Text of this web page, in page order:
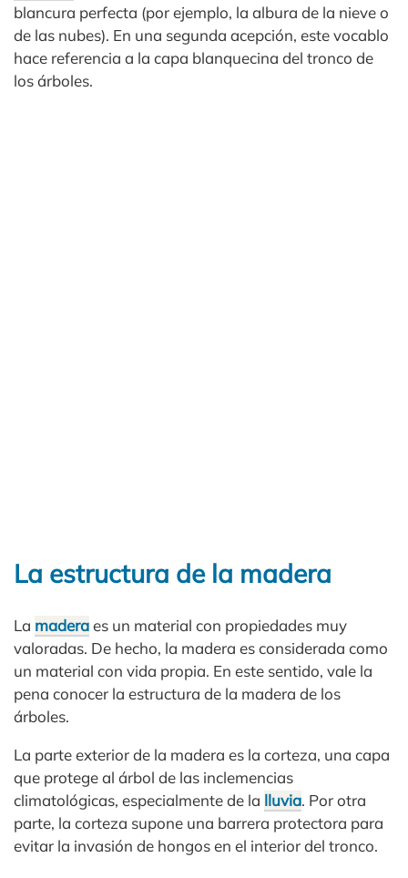
blancura perfecta (por ejemplo, la albura de la nieve o
de las nubes). En una segunda acepción, este vocablo
hace referencia a la capa blanquecina del tronco de
los árboles.
La estructura de la madera
La maderaes un material con propiedades muy
valoradas. De hecho, la madera es considerada como
un material con vida propia. En este sentido, vale la
pena conocer la estructura de la madera de los
árboles.
La parte exterior de la madera es la corteza, una capa
que protege al árbol de las inclemencias
climatológicas, especialmente de la lluvia. Por otra
parte, la corteza supone una barrera protectora para
evitar la invasión de hongos en el interior del tronco.